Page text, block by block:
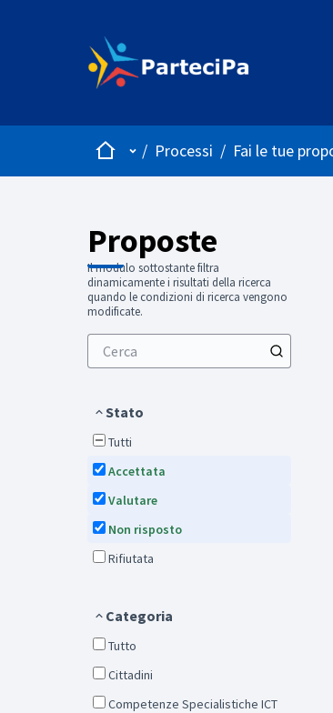
HomeMenù principale
/ Processi / Fai le tue
Proposte
Il modulo sottostante filtra
dinamicamente i risultati della ricerca
quando le condizioni di ricerca vengono
modificate.
Stato
Tutti
Accettata
Valutare
Non risposto
Rifiutata
Categoria
Tutto
Cittadini
Competenze Specialistiche ICT